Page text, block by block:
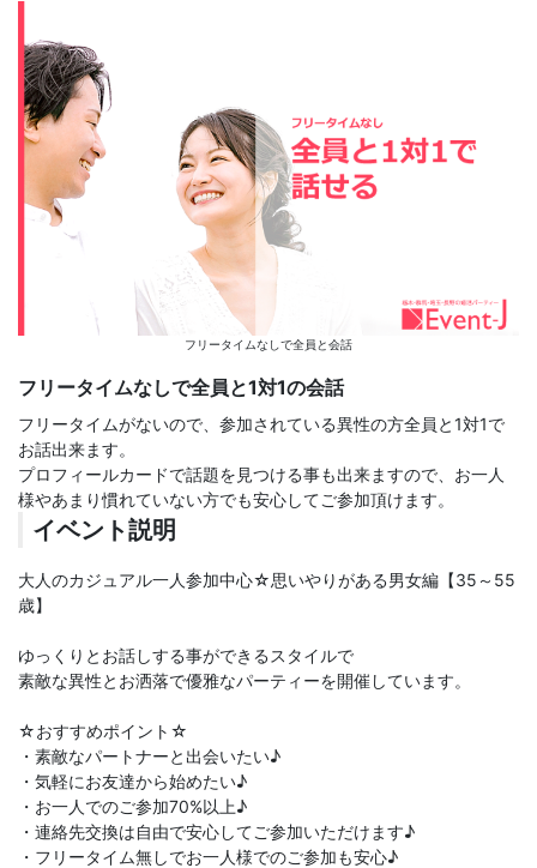
フリータイムなしで全員と会話
フリータイムなしで全員と1対1の会話
フリータイムがないので、参加されている異性の方全員と1対1で
お話出来ます。
プロフィールカードで話題を見つける事も出来ますので、お一人
様やあまり慣れていない方でも安心してご参加頂けます。
イベント説明
大人のカジュアル一人参加中心☆思いやりがある男女編【35～55
歳】
ゆっくりとお話しする事ができるスタイルで
素敵な異性とお洒落で優雅なパーティーを開催しています。
☆おすすめポイント☆
・素敵なパートナーと出会いたい♪
・気軽にお友達から始めたい♪
・お一人でのご参加70%以上♪
・連絡先交換は自由で安心してご参加いただけます♪
・フリータイム無しでお一人様でのご参加も安心♪